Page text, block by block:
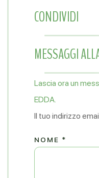
CONDIVIDI
MESSAGGI
Lascia ora un
EDDA.
Il tuo indirizzo
NOME *